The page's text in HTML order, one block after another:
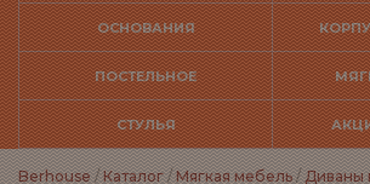
ОСНОВАНИЯ
ПОСТЕЛЬНОЕ
СТУЛЬЯ
Berhouse/Каталог/Мягкая мебель/Диваны